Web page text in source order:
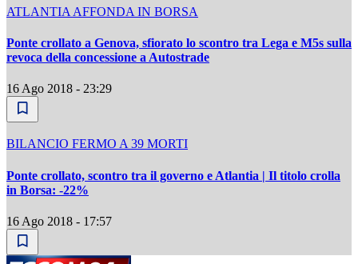
ATLANTIA AFFONDA IN BORSA
Ponte crollato a Genova, sfiorato lo scontro tra Lega e M5s sulla
revoca della concessione a Autostrade
16 Ago 2018 - 23:29
BILANCIO FERMO A 39 MORTI
Ponte crollato, scontro tra il governo e Atlantia | Il titolo crolla
in Borsa: -22%
16 Ago 2018 - 17:57